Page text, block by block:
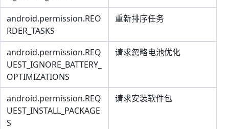
android.permission.REO
RDER_TASKS
重新排序任务
android.permission.REQ
UEST_IGNORE_BATTERY_
OPTIMIZATIONS
请求忽略电池优化
android.permission.REQ
UEST_INSTALL_PACKAGE
S
请求安装软件包